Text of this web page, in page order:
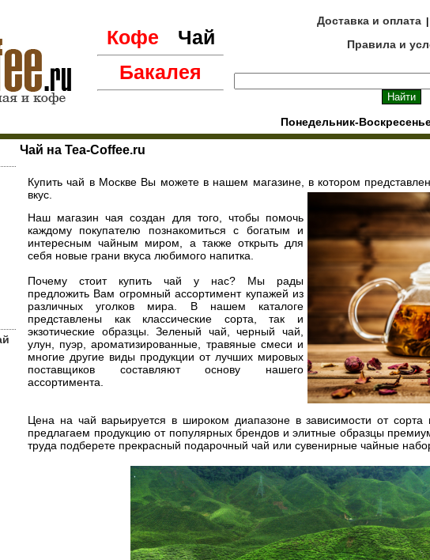
Кофе
Чай
Бакалея
Доставка и оплата
Правила и
Понедельник-
Чай на Tea-Coffee.ru
Купить чай в Москве Вы можете в нашем магазине, в котором
вкус.
Наш магазин чая создан для того, чтобы помочь
каждому покупателю познакомиться с богатым и
интересным чайным миром, а также открыть для
себя новые грани вкуса любимого напитка.
Почему стоит купить чай у нас? Мы рады
предложить Вам огромный ассортимент купажей из
различных уголков мира. В нашем каталоге
представлены как классические сорта, так и
экзотические образцы. Зеленый чай, черный чай,
улун, пуэр, ароматизированные, травяные смеси и
многие другие виды продукции от лучших мировых
поставщиков составляют основу нашего
ассортимента.
Цена на чай варьируется в широком диапазоне в зависимости от
предлагаем продукцию от популярных брендов и элитные образцы
труда подберете прекрасный подарочный чай или сувенирные чайные